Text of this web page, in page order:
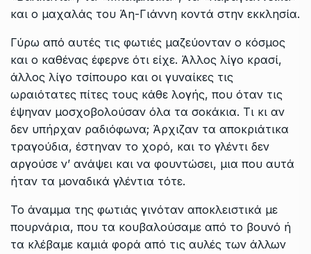
και ο μαχαλάς του Άη-Γιάννη κοντά στην εκκλησία.
Γύρω από αυτές τις φωτιές μαζεύονταν ο κόσμος
και ο καθένας έφερνε ότι είχε. Άλλος λίγο κρασί,
άλλος λίγο τσίπουρο και οι γυναίκες τις
ωραιότατες πίτες τους κάθε λογής, που όταν τις
έψηναν μοσχοβολούσαν όλα τα σοκάκια. Τι κι αν
δεν υπήρχαν ραδιόφωνα; Άρχιζαν τα αποκριάτικα
τραγούδια, έστηναν το χορό, και το γλέντι δεν
αργούσε ν’ ανάψει και να φουντώσει, μια που αυτά
ήταν τα μοναδικά γλέντια τότε.
Το άναμμα της φωτιάς γινόταν αποκλειστικά με
πουρνάρια, που τα κουβαλούσαμε από το βουνό ή
τα κλέβαμε καμιά φορά από τις αυλές των άλλων